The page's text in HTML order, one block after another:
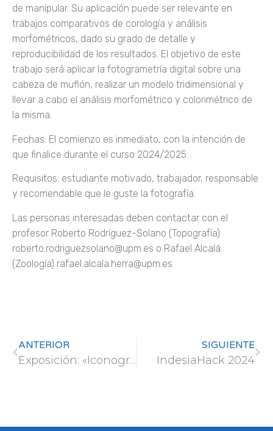
de manipular. Su aplicación puede ser relevante en
trabajos comparativos de corología y análisis
morfométricos, dado su grado de detalle y
reproducibilidad de los resultados. El objetivo de este
trabajo será aplicar la fotogrametría digital sobre una
cabeza de muflón, realizar un modelo tridimensional y
llevar a cabo el análisis morfométrico y colorimétrico de
la misma.
Fechas: El comienzo es inmediato, con la intención de
que finalice durante el curso 2024/2025.
Requisitos: estudiante motivado, trabajador, responsable
y recomendable que le guste la fotografía.
Las personas interesadas deben contactar con el
profesor Roberto Rodríguez-Solano (Topografía)
roberto.rodriguezsolano@upm.es o Rafael Alcalá
(Zoología) rafael.alcala.herra@upm.es
ANTERIOR
Exposición: «Iconografía y cultura del lobo»
SIGUIENTE
IndesiaHack 2024